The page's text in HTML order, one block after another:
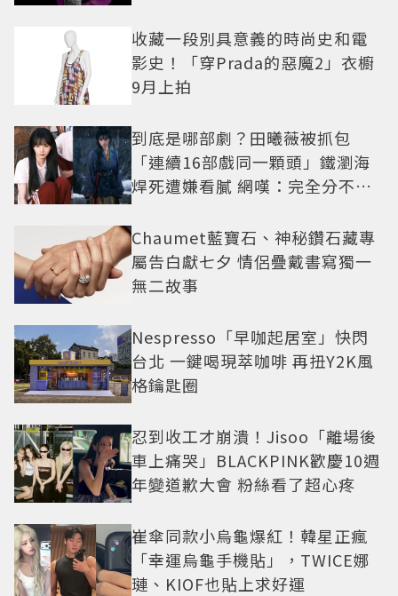
收藏一段別具意義的時尚史和電
影史！「穿Prada的惡魔2」衣櫥
9月上拍
到底是哪部劇？田曦薇被抓包
「連續16部戲同一顆頭」鐵瀏海
焊死遭嫌看膩 網嘆：完全分不出
Chaumet藍寶石、神秘鑽石藏專
屬告白獻七夕 情侶疊戴書寫獨一
無二故事
Nespresso「早咖起居室」快閃
台北 一鍵喝現萃咖啡 再扭Y2K風
格鑰匙圈
忍到收工才崩潰！Jisoo「離場後
車上痛哭」BLACKPINK歡慶10週
年變道歉大會 粉絲看了超心疼
崔傘同款小烏龜爆紅！韓星正瘋
「幸運烏龜手機貼」，TWICE娜
璉、KIOF也貼上求好運